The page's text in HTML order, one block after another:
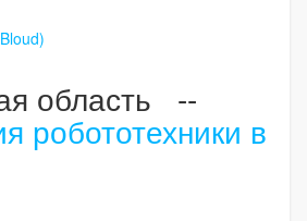
область --
робототехники в